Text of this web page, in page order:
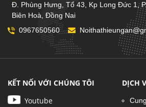
Đ. Phùng Hưng, Tổ 43, Kp Long Đức 1,
Biên Hoà, Đồng Nai
0967650560
KẾT NỐI VỚI CHÚNG TÔI
Youtube
DỊCH